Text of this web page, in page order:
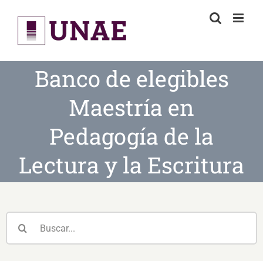
content
Banco de elegibles
Maestría en
Pedagogía de la
Lectura y la Escritura